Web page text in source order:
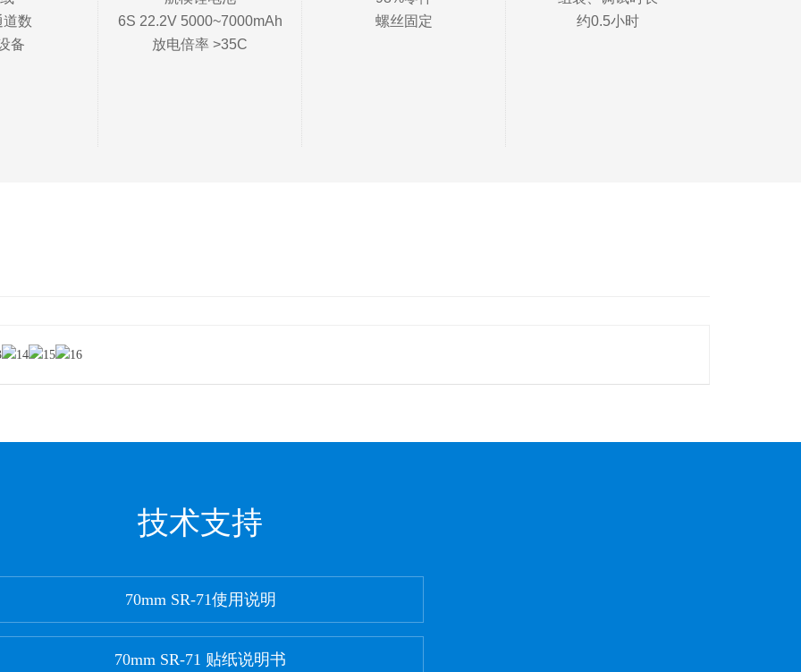
道数
备
6S 22.2V 5000~7000mAh
放电倍率 >35C
螺丝固定
约0.5小时
技术支持
70mm SR-71使用说明
70mm SR-71 贴纸说明书